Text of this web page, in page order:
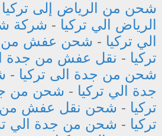
شحن من الرياض إلى تركيا
الرياض الي تركيا - شركة
الي تركيا - شحن عفش من
تركيا - نقل عفش من جدة
شحن من جدة الى تركيا -
جدة الي تركيا - شحن من
تركيا - شحن نقل عفش من
تركيا - شحن من جدة الي